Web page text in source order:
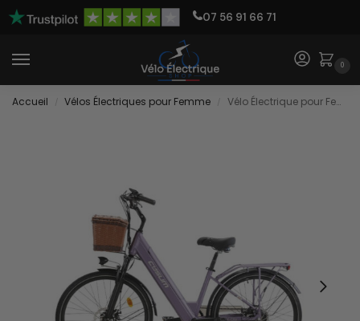
07 56 91 66 71
0
Accueil Vélos Électriques pour Femme Vélo Électrique pour Femme Ville et Campagne